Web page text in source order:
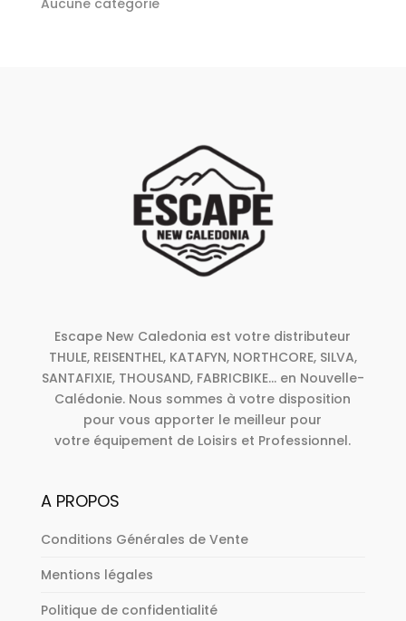
Aucune catégorie
Escape New Caledonia est votre distributeur
THULE, REISENTHEL, KATAFYN, NORTHCORE, SILVA,
SANTAFIXIE, THOUSAND, FABRICBIKE... en Nouvelle-
Calédonie. Nous sommes à votre disposition
pour vous apporter le meilleur pour
votre équipement de Loisirs et Professionnel.
A PROPOS
Conditions Générales de Vente
Mentions légales
Politique de confidentialité